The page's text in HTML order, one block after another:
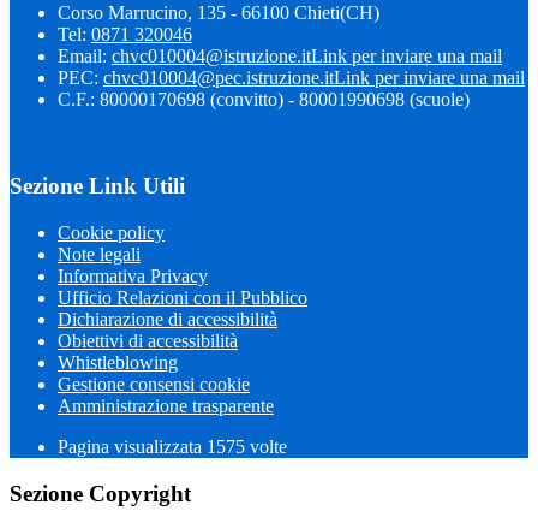
Corso Marrucino, 135 - 66100 Chieti(CH)
Tel: 0871 320046
Email: chvc010004@istruzione.itLink per inviare una mail
PEC: chvc010004@pec.istruzione.itLink per inviare una mail
C.F.: 80000170698 (convitto) - 80001990698 (scuole)
Sezione Link Utili
Cookie policy
Note legali
Informativa Privacy
Ufficio Relazioni con il Pubblico
Dichiarazione di accessibilità
Obiettivi di accessibilità
Whistleblowing
Gestione consensi cookie
Amministrazione trasparente
Pagina visualizzata 1575 volte
Sezione Copyright